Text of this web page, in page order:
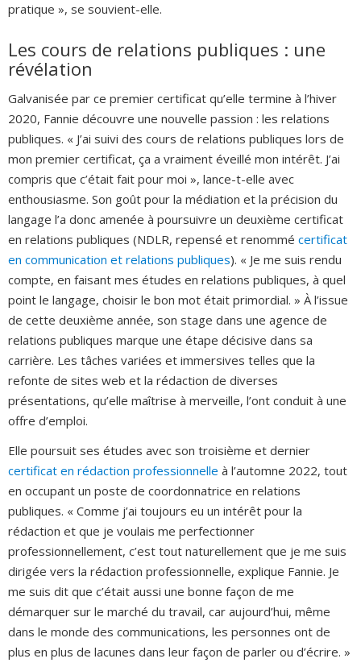
pratique », se souvient-elle.
Les cours de relations publiques : une
révélation
Galvanisée par ce premier certificat qu’elle termine à l’hiver
2020, Fannie découvre une nouvelle passion : les relations
publiques. « J’ai suivi des cours de relations publiques lors de
mon premier certificat, ça a vraiment éveillé mon intérêt. J’ai
compris que c’était fait pour moi », lance-t-elle avec
enthousiasme. Son goût pour la médiation et la précision du
langage l’a donc amenée à poursuivre un deuxième certificat
en relations publiques (NDLR, repensé et renommé certificat
en communication et relations publiques). « Je me suis rendu
compte, en faisant mes études en relations publiques, à quel
point le langage, choisir le bon mot était primordial. » À l’issue
de cette deuxième année, son stage dans une agence de
relations publiques marque une étape décisive dans sa
carrière. Les tâches variées et immersives telles que la
refonte de sites web et la rédaction de diverses
présentations, qu’elle maîtrise à merveille, l’ont conduit à une
offre d’emploi.
Elle poursuit ses études avec son troisième et dernier
certificat en rédaction professionnelle à l’automne 2022, tout
en occupant un poste de coordonnatrice en relations
publiques. « Comme j’ai toujours eu un intérêt pour la
rédaction et que je voulais me perfectionner
professionnellement, c’est tout naturellement que je me suis
dirigée vers la rédaction professionnelle, explique Fannie. Je
me suis dit que c’était aussi une bonne façon de me
démarquer sur le marché du travail, car aujourd’hui, même
dans le monde des communications, les personnes ont de
plus en plus de lacunes dans leur façon de parler ou d’écrire. »